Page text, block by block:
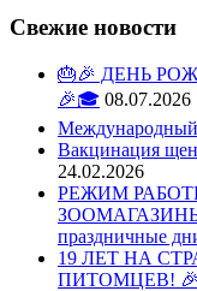
Свежие новости
🎂🎉 ДЕНЬ
🎉🎓 08.07.2026
Международный
Вакцинация
24.02.2026
РЕЖИМ
праздничные
19 ЛЕТ НА
ПИТОМЦЕВ! 🎉